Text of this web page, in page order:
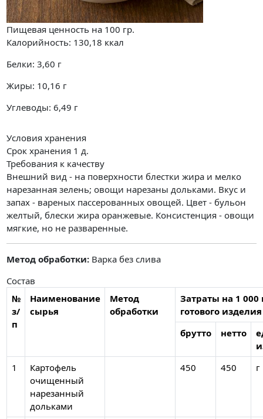
Пищевая ценность на 100 гр.
Калорийность: 130,18 ккал
Белки: 3,60 г
Жиры: 10,16 г
Углеводы: 6,49 г
Условия хранения
Срок хранения 1 д.
Требования к качеству
Внешний вид - на поверхности блестки жира и мелко
нарезанная зелень; овощи нарезаны дольками. Вкус и
запах - вареных пассерованных овощей. Цвет - бульон
желтый, блески жира оранжевые. Консистенция - овощи
мягкие, но не разваренные.
Метод обработки: Варка без слива
Состав
№
з/
п
Наименование
сырья
Метод
обработки
Затраты на 1 000
готового изделия
брутто
нетто
1
Картофель
очищенный
нарезанный
дольками
450 450 г